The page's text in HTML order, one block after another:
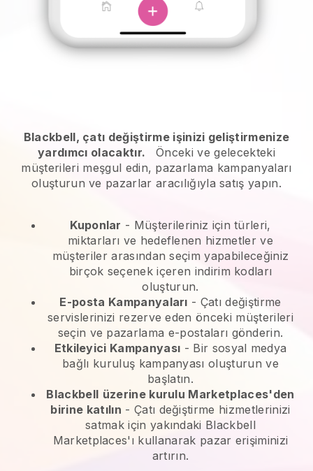
Blackbell, çatı değiştirme işinizi geliştirmenize
yardımcı olacaktır.
Önceki ve gelecekteki
müşterileri meşgul edin, pazarlama kampanyaları
oluşturun ve pazarlar aracılığıyla satış yapın.
Kuponlar - Müşterileriniz için türleri,
miktarları ve hedeflenen hizmetler ve
müşteriler arasından seçim yapabileceğiniz
birçok seçenek içeren indirim kodları
oluşturun.
E-posta Kampanyaları - Çatı değiştirme
servislerinizi rezerve eden önceki müşterileri
seçin ve pazarlama e-postaları gönderin.
Etkileyici Kampanyası - Bir sosyal medya
bağlı kuruluş kampanyası oluşturun ve
başlatın.
Blackbell üzerine kurulu Marketplaces'den
birine katılın - Çatı değiştirme hizmetlerinizi
satmak için yakındaki Blackbell
Marketplaces'ı kullanarak pazar erişiminizi
artırın.